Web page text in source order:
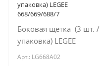
упаковка) LEGEE
668/669/688/7
Боковая щетка (3 шт. /
упаковка) LEGEE
Арт.: LG668A02